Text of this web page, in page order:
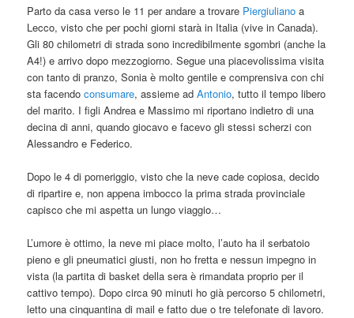
Parto da casa verso le 11 per andare a trovare Piergiuliano a
Lecco, visto che per pochi giorni starà in Italia (vive in Canada).
Gli 80 chilometri di strada sono incredibilmente sgombri (anche la
A4!) e arrivo dopo mezzogiorno. Segue una piacevolissima visita
con tanto di pranzo, Sonia è molto gentile e comprensiva con chi
sta facendoconsumare, assieme adAntonio, tutto il tempo libero
del marito. I figli Andrea e Massimo mi riportano indietro di una
decina di anni, quando giocavo e facevo gli stessi scherzi con
Alessandro e Federico.
Dopo le 4 di pomeriggio, visto che la neve cade copiosa, decido
di ripartire e, non appena imbocco la prima strada provinciale
capisco che mi aspetta un lungo viaggio…
L’umore è ottimo, la neve mi piace molto, l’auto ha il serbatoio
pieno e gli pneumatici giusti, non ho fretta e nessun impegno in
vista (la partita di basket della sera è rimandata proprio per il
cattivo tempo). Dopo circa 90 minuti ho già percorso 5 chilometri,
letto una cinquantina di mail e fatto due o tre telefonate di lavoro.